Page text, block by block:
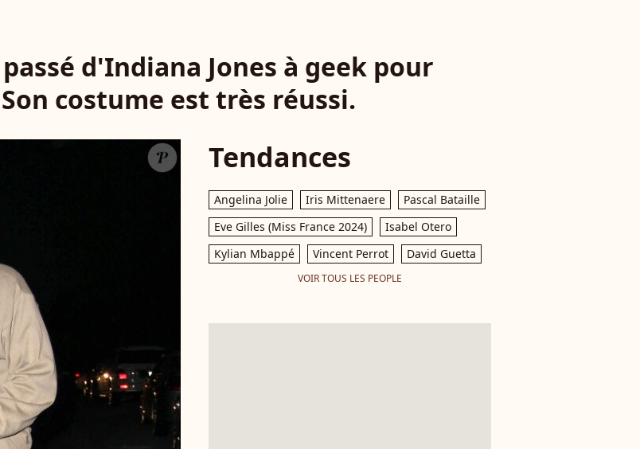
d'Indiana Jones à geek pour
costume est très réussi.
Tendances
Angelina Jolie Iris Mittenaere
Pascal Bataille
Eve Gilles (Miss France 2024)
Isabel Otero
Kylian Mbappé
Vincent Perrot David Guetta
VOIR TOUS LES PEOPLE